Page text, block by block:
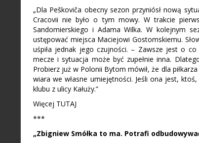
„Dla Peškoviča obecny sezon przyniósł nową
Cracovii nie było o tym mowy. W trakcie
Sandomierskiego i Adama Wilka. W kolejnym
ustępować miejsca Maciejowi Gostomskiemu.
uśpiła jednak jego czujności. – Zawsze jest o
mecze i sytuacja może być zupełnie inna.
Probierz już w Polonii Bytom mówił, że dla
wiara we własne umiejętności. Jeśli ona jest,
klubu z ulicy Kałuży.”
Więcej TUTAJ
***
„Zbigniew Smółka to ma. Potrafi